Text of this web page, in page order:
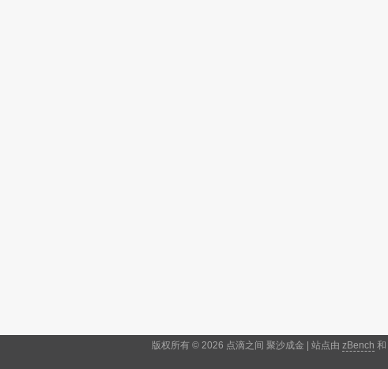
版权所有 © 2026 点滴之间 聚沙成金 | 站点由 zBench 和